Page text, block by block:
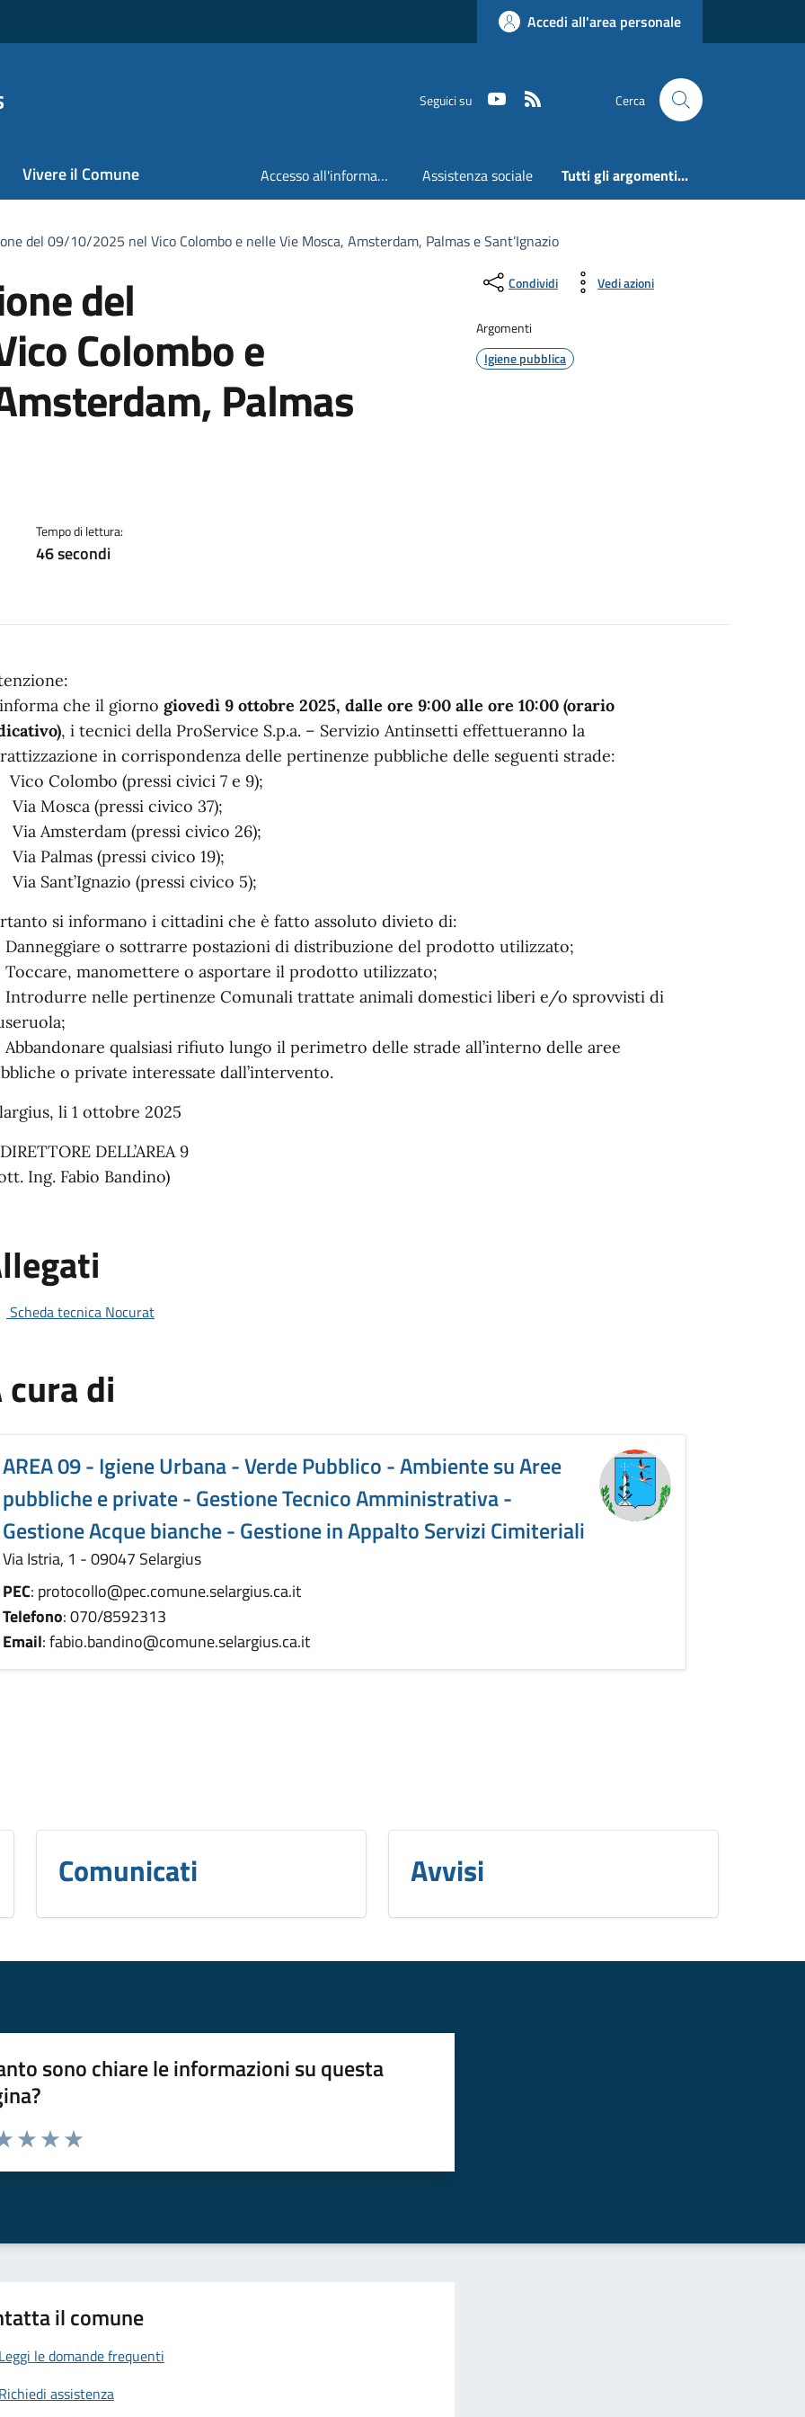
Accedi all'area personale
Seguici su Youtube Cerca
Vivere il Comune Accesso all'informazione Assistenza sociale Tutti gli argomenti...
del 09/10/2025 nel Vico Colombo e nelle Vie Mosca, Amsterdam, Palmas e Sant’Ignazio
del
Colombo e
Palmas
Tempo di lettura:
46 secondi
Condividi Vedi azioni
Argomenti
Igiene pubblica
che il giorno giovedì 9 ottobre 2025, dalle ore 9:00 alle ore 10:00 (orario
, i tecnici della ProService S.p.a. – Servizio Antinsetti effettueranno la
in corrispondenza delle pertinenze pubbliche delle seguenti strade:
Colombo (pressi civici 7 e 9);
Mosca (pressi civico 37);
Amsterdam (pressi civico 26);
Palmas (pressi civico 19);
Sant’Ignazio (pressi civico 5);
si informano i cittadini che è fatto assoluto divieto di:
o sottrarre postazioni di distribuzione del prodotto utilizzato;
manomettere o asportare il prodotto utilizzato;
nelle pertinenze Comunali trattate animali domestici liberi e/o sprovvisti di
qualsiasi rifiuto lungo il perimetro delle strade all’interno delle aree
o private interessate dall’intervento.
li 1 ottobre 2025
DELL’AREA 9
Ing. Fabio Bandino)
Scheda tecnica Nocurat
cura di
AREA 09 - Igiene Urbana - Verde Pubblico - Ambiente su Aree
pubbliche e private - Gestione Tecnico Amministrativa -
Gestione Acque bianche - Gestione in Appalto Servizi Cimiteriali
Via Istria, 1 - 09047 Selargius
PEC: protocollo@pec.comune.selargius.ca.it
Telefono: 070/8592313
Email: fabio.bandino@comune.selargius.ca.it
Comunicati Avvisi
sono chiare le informazioni su questa
1 a 5 stelle la pagina
il comune
le domande frequenti
assistenza